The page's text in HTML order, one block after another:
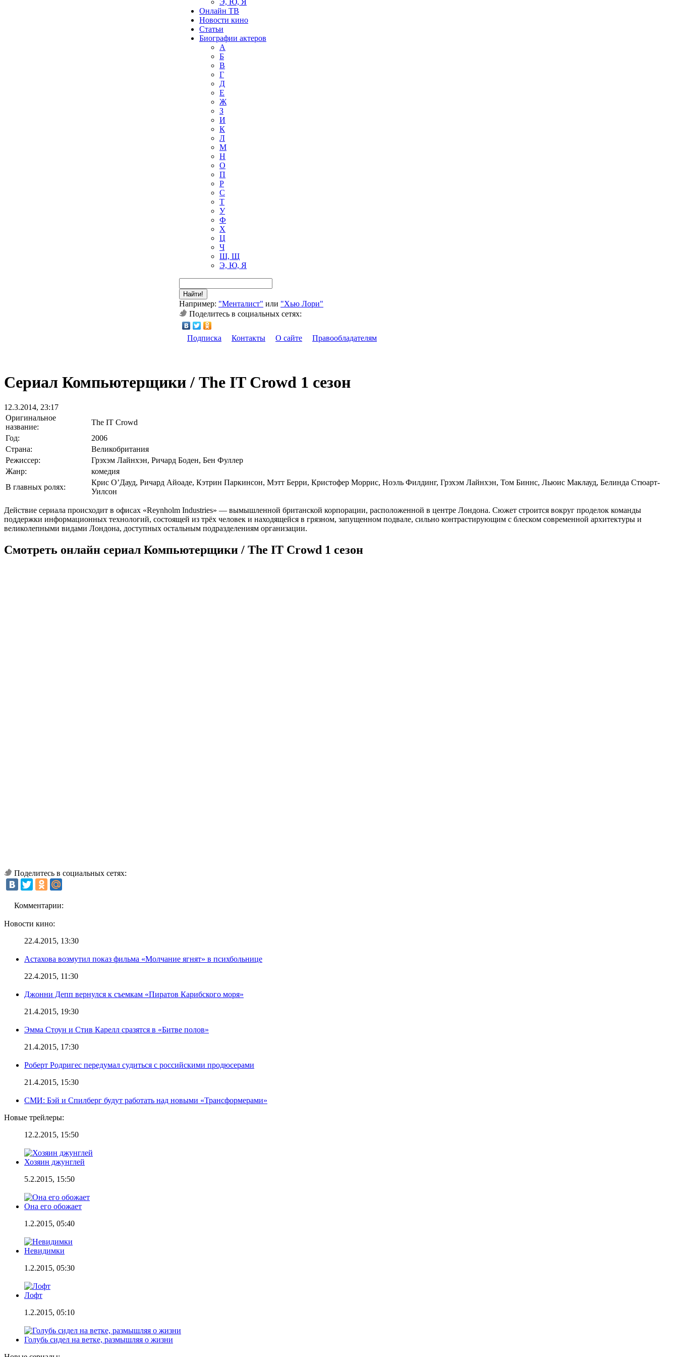
Э, Ю, Я
Онлайн ТВ
Новости кино
Статьи
Биографии актеров
А
Б
В
Г
Д
Е
Ж
З
И
К
Л
М
Н
О
П
Р
С
Т
У
Ф
Х
Ц
Ч
Ш, Щ
Э, Ю, Я
Найти!
Например: "Менталист" или "Хью Лори"
Поделитесь в социальных сетях:
Подписка Контакты О сайте Правообладателям
Сериал Компьютерщики / The IT Crowd 1 сезон
12.3.2014, 23:17
Оригинальное
название:
The IT Crowd
Год:
2006
Страна:
Великобритания
Режиссер:
Грэхэм Лайнхэн, Ричард Боден, Бен Фуллер
Жанр:
комедия
В главных ролях:
Крис О’Дауд, Ричард Айоаде, Кэтрин Паркинсон, Мэтт Берри, Кристофер Моррис, Ноэль Филдинг, Грэхэм Лайнхэн, Том Биннс, Льюис Маклауд, Белинда Стюарт-
Уилсон
Действие сериала происходит в офисах «Reynholm Industries» — вымышленной британской корпорации, расположенной в центре Лондона. Сюжет строится вокруг проделок команды
поддержки информационных технологий, состоящей из трёх человек и находящейся в грязном, запущенном подвале, сильно контрастирующим с блеском современной архитектуры и
великолепными видами Лондона, доступных остальным подразделениям организации.
Смотреть онлайн сериал Компьютерщики / The IT Crowd 1 сезон
Поделитесь в социальных сетях:
Комментарии:
Новости кино:
22.4.2015, 13:30
Астахова возмутил показ фильма «Молчание ягнят» в психбольнице
22.4.2015, 11:30
Джонни Депп вернулся к съемкам «Пиратов Карибского моря»
21.4.2015, 19:30
Эмма Стоун и Стив Карелл сразятся в «Битве полов»
21.4.2015, 17:30
Роберт Родригес передумал судиться с российскими продюсерами
21.4.2015, 15:30
СМИ: Бэй и Спилберг будут работать над новыми «Трансформерами»
Новые трейлеры:
12.2.2015, 15:50
Хозяин джунглей
5.2.2015, 15:50
Она его обожает
1.2.2015, 05:40
Невидимки
1.2.2015, 05:30
Лофт
1.2.2015, 05:10
Голубь сидел на ветке, размышляя о жизни